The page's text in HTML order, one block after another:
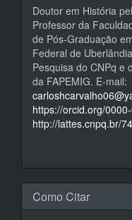
Doutor em História
Professor da
de Pós-Graduação
Federal de
Pesquisa do CNPq e
da FAPEMIG. E-mail:
https://orcid.org/
http://lattes.cnpq.br/
Como Citar